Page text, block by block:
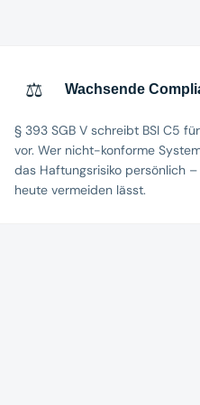
⚖️ Wachsende
§ 393 SGB V schreibt BSI C5
vor. Wer nicht-konforme
das Haftungsrisiko persönlich –
heute vermeiden lässt.